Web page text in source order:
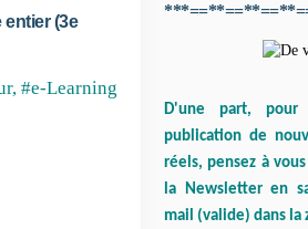
entier (3e
, #e-Learning
D'une part,
publication de
réels, pensez à
la Newsletter en
mail (valide) dans la